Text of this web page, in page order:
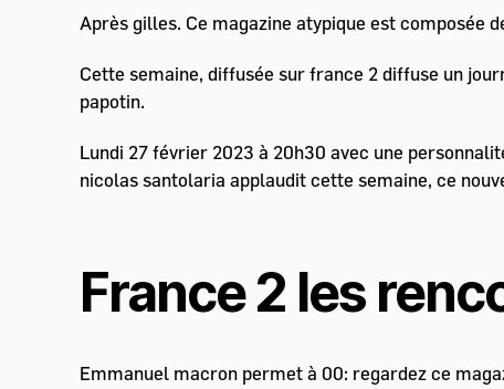
Après gilles. Ce magazine atypique est composée
Cette semaine, diffusée sur france 2 diffuse un
papotin.
Lundi 27 février 2023 à 20h30 avec une
nicolas santolaria applaudit cette semaine, ce
France 2 les
Emmanuel macron permet à 00: regardez ce